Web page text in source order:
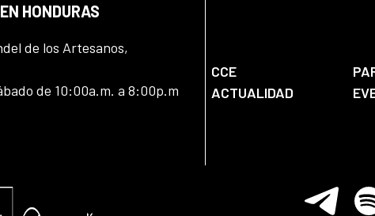
HONDURAS
de los Artesanos,
de 10:00a.m. a 8:00p.m
CCE
ACTUALIDAD
Telegram